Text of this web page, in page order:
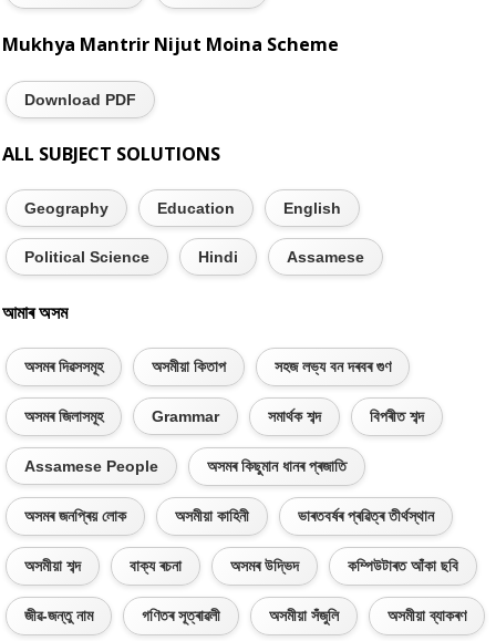
Mukhya Mantrir Nijut Moina Scheme
Download PDF
ALL SUBJECT SOLUTIONS
Geography Education English
Political Science Hindi Assamese
আমাৰ অসম
অসমৰ দিৱসসমূহ অসমীয়া কিতাপ সহজ লভ্য বন দৰবৰ গুণ
অসমৰ জিলাসমূহ Grammar সমাৰ্থক শব্দ বিপৰীত শব্দ
Assamese People অসমৰ কিছুমান ধানৰ প্ৰজাতি
অসমৰ জনপ্ৰিয় লোক অসমীয়া কাহিনী ভাৰতবৰ্ষৰ প্ৰৱিত্ৰ তীৰ্থস্থান
অসমীয়া শব্দ বাক্য ৰচনা অসমৰ উদ্ভিদ কম্পিউটাৰত আঁকা ছবি
জীৱ-জন্তু নাম গণিতৰ সূত্ৰাৱলী অসমীয়া সঁজুলি অসমীয়া ব্যাকৰণ